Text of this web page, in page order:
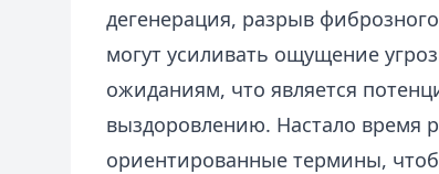
дегенерация, разрыв
могут усиливать ощущение
ожиданиям, что является
выздоровлению. Настало время
ориентированные термины,